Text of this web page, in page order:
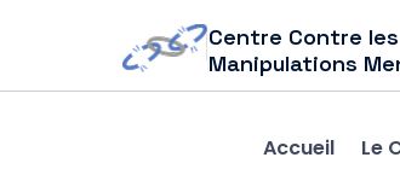
Centre Contre les
Manipulations
Accueil Le